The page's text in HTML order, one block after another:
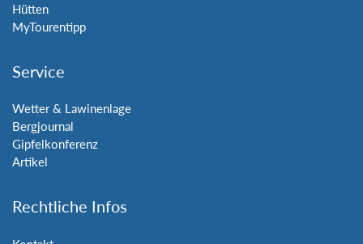
Hütten
MyTourentipp
Service
Wetter & Lawinenlage
Bergjournal
Gipfelkonferenz
Artikel
Rechtliche Infos